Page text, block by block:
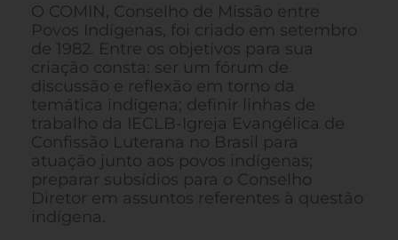
O COMIN, Conselho de Missão entre
Povos Indígenas, foi criado em setembro
de 1982. Entre os objetivos para sua
criação consta: ser um fórum de
discussão e reflexão em torno da
temática indígena; definir linhas de
trabalho da IECLB-Igreja Evangélica de
Confissão Luterana no Brasil para
atuação junto aos povos indígenas;
preparar subsídios para o Conselho
Diretor em assuntos referentes à questão
indígena.